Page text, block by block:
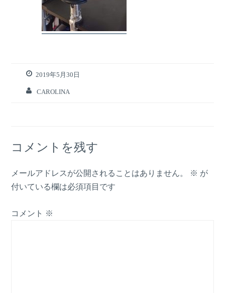
2019年5月30日
CAROLINA
コメントを残す
メールアドレスが公開されることはありません。 ※ が
付いている欄は必須項目です
コメント ※